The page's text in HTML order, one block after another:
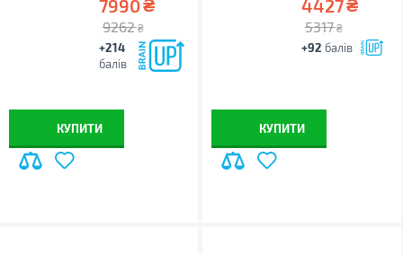
7990₴
9262 ₴
+214
балів
КУПИТИ
4427₴
5317 ₴
+92 балів
КУПИТИ